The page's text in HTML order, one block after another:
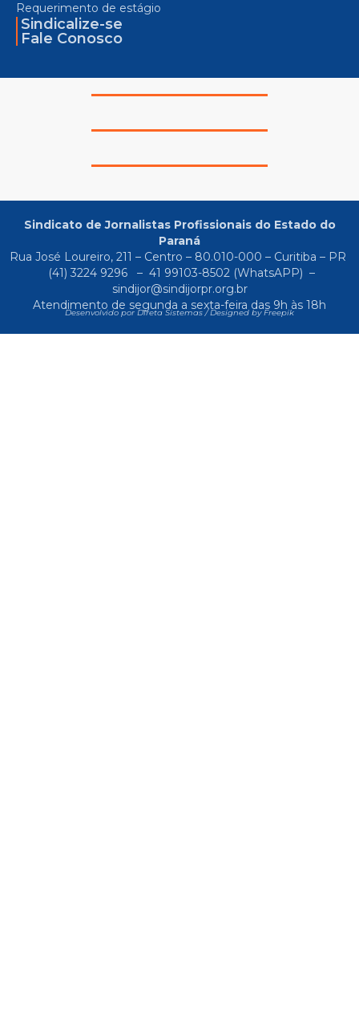
Requerimento de estágio
Sindicalize-se
Fale Conosco
Sindicato de Jornalistas Profissionais do Estado do
Paraná
Rua José Loureiro, 211 – Centro – 80.010-000 – Curitiba – PR
(41) 3224 9296
– 41 99103-8502(WhatsAPP) –
sindijor@sindijorpr.org.br
Atendimento de segunda a sexta-feira das 9h às 18h
Desenvolvido por Direta Sistemas /Designed by Freepik